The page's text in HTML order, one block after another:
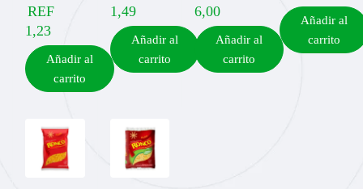
REF
1,23
Añadir al
carrito
1,49
Añadir al
carrito
6,00
Añadir al
carrito
Añadir al
carrito